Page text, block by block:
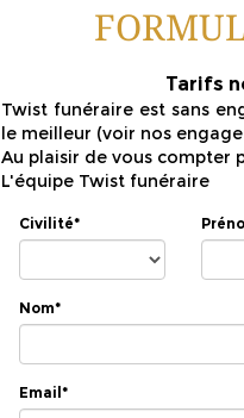
Tarifs
Twist funéraire est sans
le meilleur (voir nos
Au plaisir de vous compter
L'équipe Twist funéraire
Civilité*
Nom*
Email*